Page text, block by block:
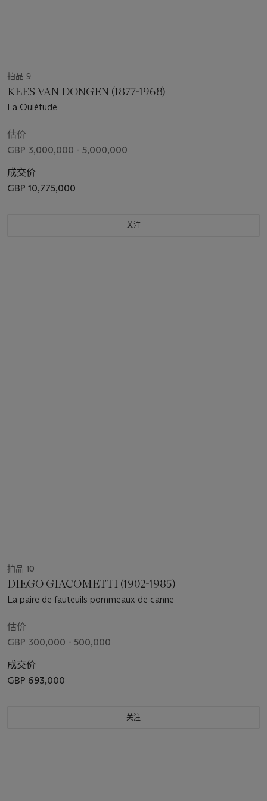
拍品 9
KEES VAN DONGEN (1877-1968)
La Quiétude
估价
GBP 3,000,000 - 5,000,000
成交价
GBP 10,775,000
关注
拍品 10
DIEGO GIACOMETTI (1902-1985)
La paire de fauteuils pommeaux de canne
估价
GBP 300,000 - 500,000
成交价
GBP 693,000
关注